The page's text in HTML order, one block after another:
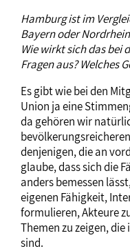
Hamburg ist im
Bayern oder
Wie wirkt sich das bei
Fragen aus? Welches
Es gibt wie bei den
Union ja eine
da gehören wir
denjenigen, die an
glaube, dass sich die
anders bemessen
eigenen Fähigkeit,
formulieren, Akteure
Themen zu zeigen,
sind.